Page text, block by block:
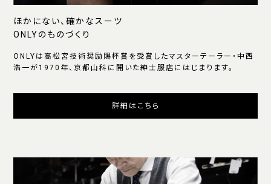
ほかにない、確かなスーツ
ONLYのものづくり
ONLYは高松宮技術奨励賜杯賞を受賞したマスターテーラー・中西
浩一が1970年、京都山科に開いた紳士服店にはじまります。
詳細はこちら